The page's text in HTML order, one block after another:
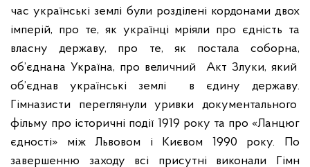
час українські землі були розділені кордонами двох
імперій, про те, як українці мріяли про єдність та
власну державу, про те, як постала соборна,
об’єднана Україна, про величний Акт Злуки, який
об’єднав українські землі в єдину державу.
Гімназисти переглянули уривки документального
фільму про історичні події 1919 року та про «Ланцюг
єдності» між Львовом і Києвом 1990 року. По
завершенню заходу всі присутні виконали Гімн